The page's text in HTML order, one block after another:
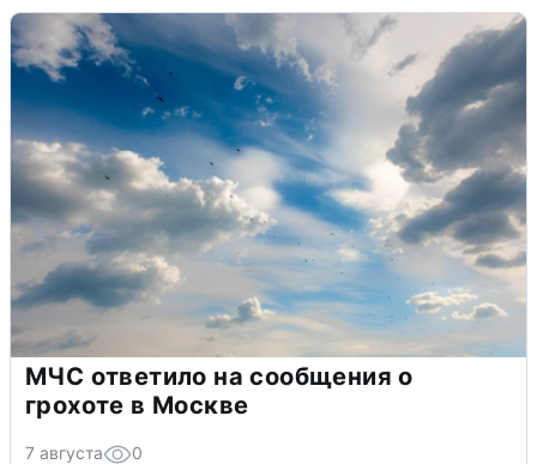
МЧС ответило на сообщения о
грохоте в Москве
7 августа 0